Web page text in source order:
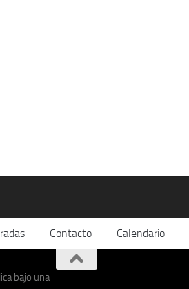
Contacto Calendario
bajo una